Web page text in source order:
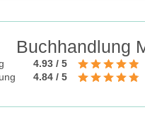
Buchhandlung
4.93 / 5
4.84 / 5